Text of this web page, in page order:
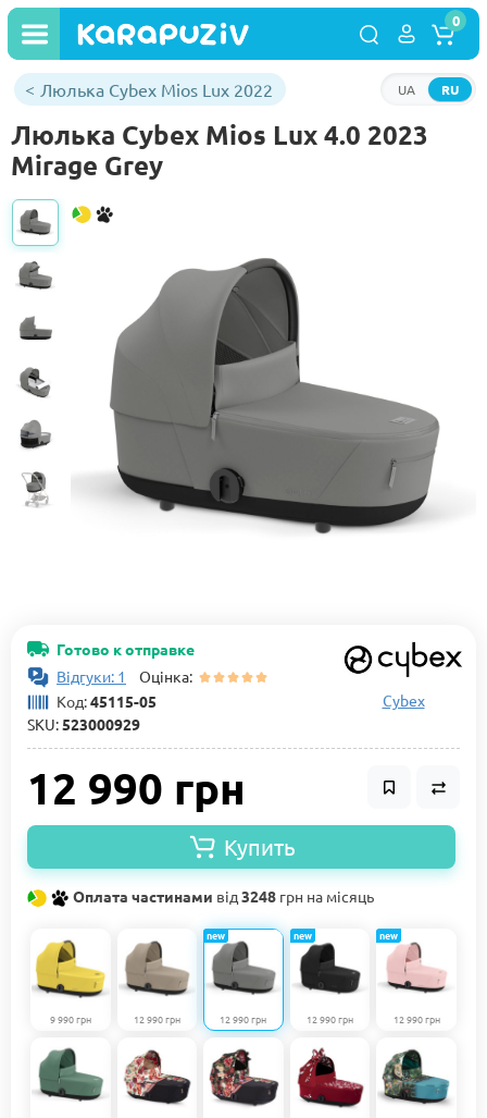
RU
UA
0
Люлька Cybex Mios Lux 2022
Люлька Cybex Mios Lux 4.0 2023
Mirage Grey
Готово к отправке
Відгуки: 1
Оцінка:
Код:45115-05
SKU:523000929
Cybex
12 990 грн
Купить
Оплата частинами від3248 грн на місяць
9 990 грн 12 990 грн 12 990 грн
new
12 990 грн
new
12 990 грн
new